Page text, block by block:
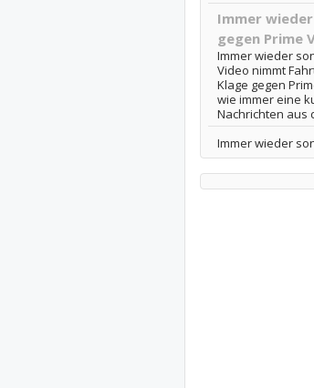
Immer wieder
gegen Prime
Immer wieder
Video nimmt
Klage gegen
wie immer eine
Nachrichten aus
Immer wieder